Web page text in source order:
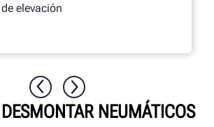
elevación
NEUMÁTICOS